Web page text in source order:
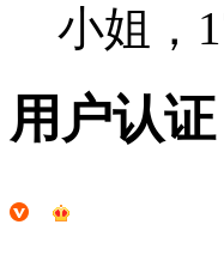
小姐，
用户认证